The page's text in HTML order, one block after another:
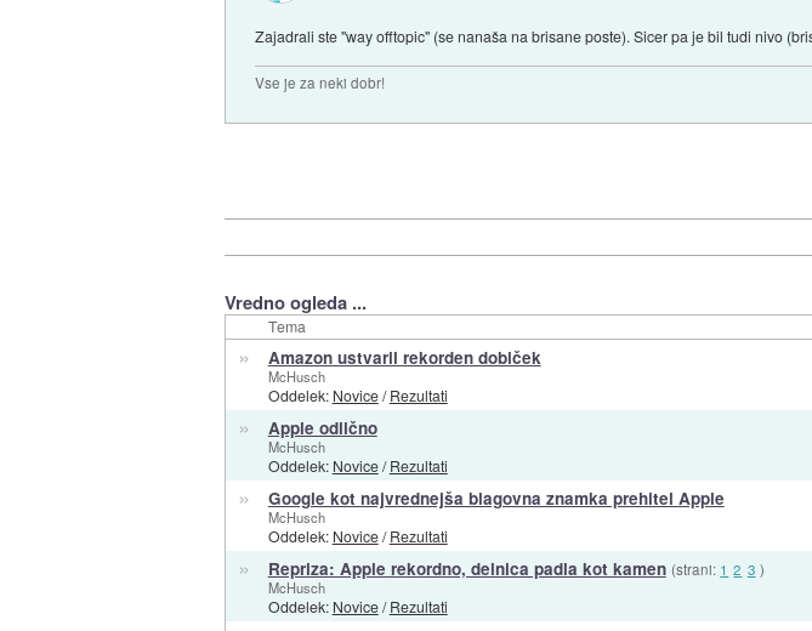
Zajadrali ste "way offtopic" (se nanaša na brisane poste). Sicer pa je bil tudi nivo
Vse je za neki dobr!
Vredno ogleda ...
Tema
» Amazon ustvaril rekorden dobiček
McHusch
Oddelek: Novice/Rezultati
» Apple odlično
McHusch
Oddelek: Novice/Rezultati
» Google kot najvrednejša blagovna znamka prehitel Apple
McHusch
Oddelek: Novice/Rezultati
» Repriza: Apple rekordno, delnica padla kot kamen (strani: 1 2 3 )
McHusch
Oddelek: Novice/Rezultati